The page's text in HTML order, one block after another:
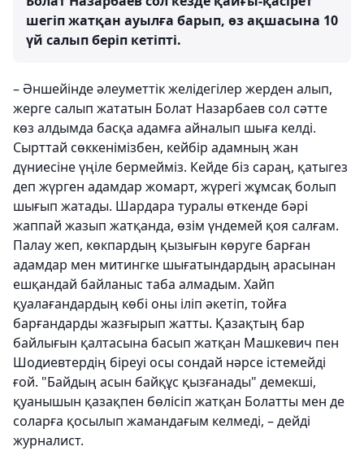
шегіп жатқан ауылға барып, өз ақшасына 10
үй салып беріп кетіпті.
– Әншейінде әлеуметтік желідегілер жерден алып,
жерге салып жататын Болат Назарбаев сол сәтте
көз алдымда басқа адамға айналып шыға келді.
Сырттай сөккенімізбен, кейбір адамның жан
дүниесіне үңіле бермейміз. Кейде біз сараң, қатыгез
деп жүрген адамдар жомарт, жүрегі жұмсақ болып
шығып жатады. Шардара туралы өткенде бәрі
жаппай жазып жатқанда, өзім үндемей қоя салғам.
Палау жеп, көкпардың қызығын көруге барған
адамдар мен митингке шығатындардың арасынан
ешқандай байланыс таба алмадым. Хайп
қуалағандардың көбі оны іліп әкетіп, тойға
барғандарды жазғырып жатты. Қазақтың бар
байлығын қалтасына басып жатқан Машкевич пен
Шодиевтердің біреуі осы сондай нәрсе істемейді
ғой. "Байдың асын байқұс қызғанады" демекші,
қуанышын қазақпен бөлісіп жатқан Болатты мен де
соларға қосылып жамандағым келмеді, – дейді
журналист.